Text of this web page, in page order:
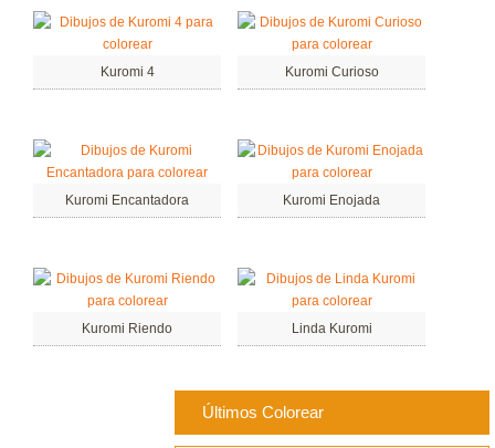
Kuromi 4 Kuromi Curioso
Kuromi Encantadora Kuromi Enojada
Kuromi Riendo Linda Kuromi
Últimos Colorear